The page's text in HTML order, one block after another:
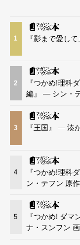
1 『影まで愛し
2
『つかめ!理科
編』 — シン・
3 『王国』 — 湊
4
『つかめ!理科
ン・テフン 原
5
『つかめ! ダ
ナ・スンフン